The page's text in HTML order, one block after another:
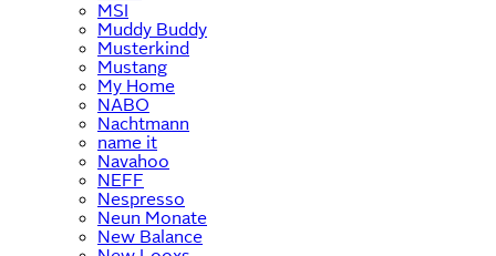
MSI
Muddy Buddy
Musterkind
Mustang
My Home
NABO
Nachtmann
name it
Navahoo
NEFF
Nespresso
Neun Monate
New Balance